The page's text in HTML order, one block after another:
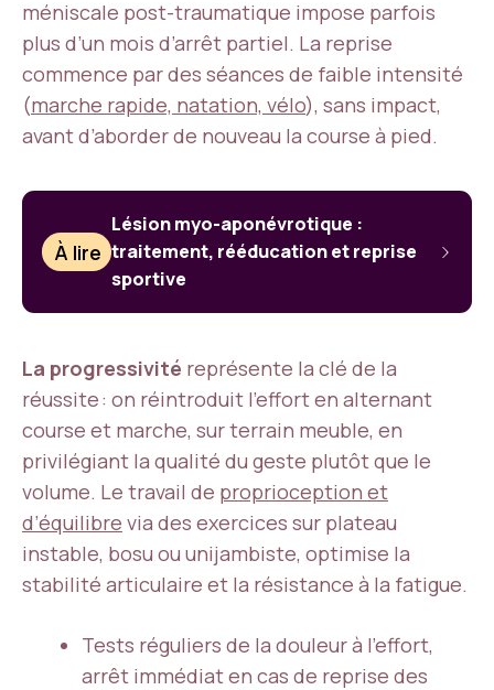
méniscale post-traumatique impose parfois
plus d’un mois d’arrêt partiel. La reprise
commence par des séances de faible intensité
(marche rapide, natation, vélo), sans impact,
avant d’aborder de nouveau la course à pied.
À lire
Lésion myo-aponévrotique :
traitement, rééducation et reprise
sportive
La progressivité représente la clé de la
réussite : on réintroduit l’effort en alternant
course et marche, sur terrain meuble, en
privilégiant la qualité du geste plutôt que le
volume. Le travail de proprioception et
d’équilibre via des exercices sur plateau
instable, bosu ou unijambiste, optimise la
stabilité articulaire et la résistance à la fatigue.
Tests réguliers de la douleur à l’effort,
arrêt immédiat en cas de reprise des